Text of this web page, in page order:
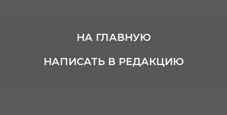
НА ГЛАВНУЮ
НАПИСАТЬ В РЕДАКЦИЮ